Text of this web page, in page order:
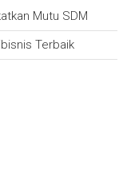
Mutu SDM
Terbaik